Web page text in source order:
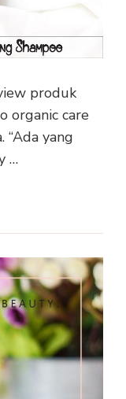
produk
organic care
“Ada yang
…